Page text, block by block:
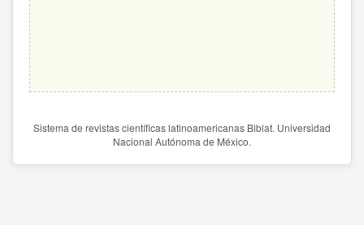
Sistema de revistas científicas latinoamericanas Biblat. Universidad
Nacional Autónoma de México.